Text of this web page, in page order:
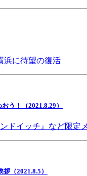
浜に待望の復活
う！（2021.8.29）
ドイッチ』など限定
（2021.8.5）